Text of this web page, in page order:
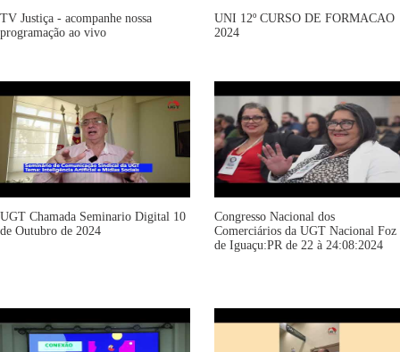
TV Justiça - acompanhe nossa
programação ao vivo
UNI 12º CURSO DE FORMACAO
2024
UGT Chamada Seminario Digital 10
de Outubro de 2024
Congresso Nacional dos
Comerciários da UGT Nacional Foz
de Iguaçu:PR de 22 à 24:08:2024